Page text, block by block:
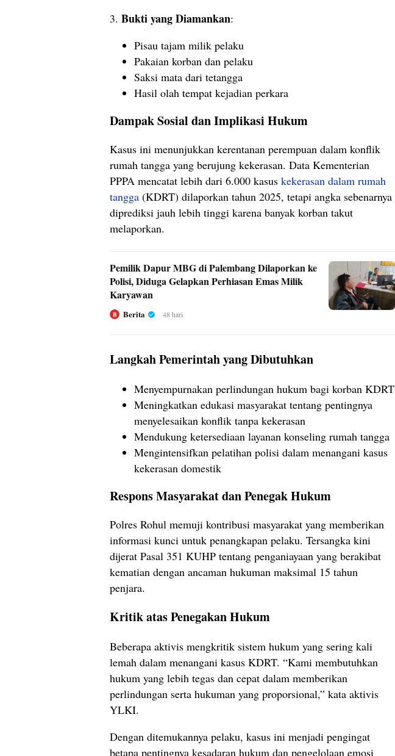
3. Bukti yang Diamankan:
Pisau tajam milik pelaku
Pakaian korban dan pelaku
Saksi mata dari tetangga
Hasil olah tempat kejadian perkara
Dampak Sosial dan Implikasi Hukum
Kasus ini menunjukkan kerentanan perempuan dalam konflik
rumah tangga yang berujung kekerasan. Data Kementerian
PPPA mencatat lebih dari 6.000 kasus kekerasan dalam rumah
tangga (KDRT) dilaporkan tahun 2025, tetapi angka sebenarnya
diprediksi jauh lebih tinggi karena banyak korban takut
melaporkan.
Pemilik Dapur MBG di Palembang Dilaporkan ke
Polisi, Diduga Gelapkan Perhiasan Emas Milik
Karyawan
B Berita 48 hari
Langkah Pemerintah yang Dibutuhkan
Menyempurnakan perlindungan hukum bagi korban KDRT
Meningkatkan edukasi masyarakat tentang pentingnya
menyelesaikan konflik tanpa kekerasan
Mendukung ketersediaan layanan konseling rumah tangga
Mengintensifkan pelatihan polisi dalam menangani kasus
kekerasan domestik
Respons Masyarakat dan Penegak Hukum
Polres Rohul memuji kontribusi masyarakat yang memberikan
informasi kunci untuk penangkapan pelaku. Tersangka kini
dijerat Pasal 351 KUHP tentang penganiayaan yang berakibat
kematian dengan ancaman hukuman maksimal 15 tahun
penjara.
Kritik atas Penegakan Hukum
Beberapa aktivis mengkritik sistem hukum yang sering kali
lemah dalam menangani kasus KDRT. “Kami membutuhkan
hukum yang lebih tegas dan cepat dalam memberikan
perlindungan serta hukuman yang proporsional,” kata aktivis
YLKI.
Dengan ditemukannya pelaku, kasus ini menjadi pengingat
betapa pentingnya kesadaran hukum dan pengelolaan emosi